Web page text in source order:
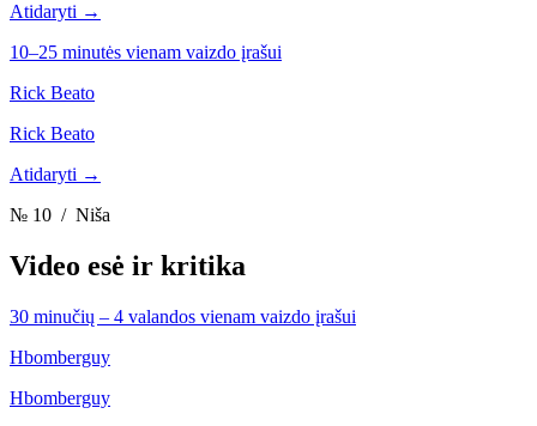
Atidaryti →
10–25 minutės vienam vaizdo įrašui
Rick Beato
Rick Beato
Atidaryti →
№ 10 / Niša
Video esė ir kritika
30 minučių – 4 valandos vienam vaizdo įrašui
Hbomberguy
Hbomberguy